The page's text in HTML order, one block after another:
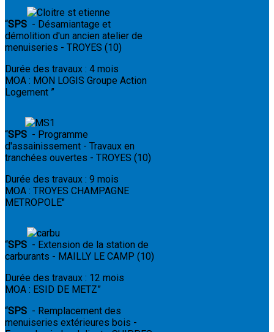
“SPS - Désamiantage et
démolition d'un ancien atelier de
menuiseries - TROYES (10)
Durée des travaux : 4 mois
MOA : MON LOGIS Groupe Action
Logement ”
“SPS - Programme
d'assainissement - Travaux en
tranchées ouvertes - TROYES (10)
Durée des travaux : 9 mois
MOA : TROYES CHAMPAGNE
METROPOLE"
“SPS - Extension de la station de
carburants - MAILLY LE CAMP (10)
Durée des travaux : 12 mois
MOA : ESID DE METZ”
“SPS - Remplacement des
menuiseries extérieures bois -